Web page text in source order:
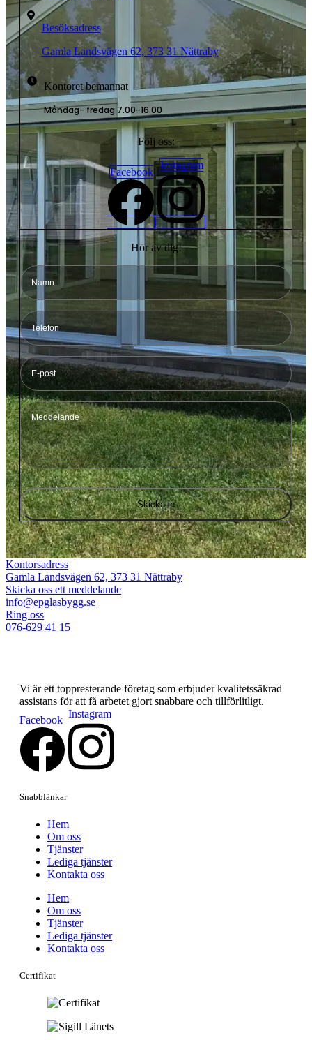
Besöksadress
Gamla Landsvägen 62, 373 31 Nättraby
Kontoret bemannat
Måndag- fredag 7.00-16.00
Följ oss:
Facebook
Instagram
Hör av dig!
Namn
Telefon
E-
post
Meddelande
Kontorsadress
Gamla Landsvägen 62, 373 31 Nättraby
Skicka oss ett meddelande
info@epglasbygg.se
Ring oss
076-629 41 15
Vi är ett toppresterande företag som erbjuder kvalitetssäkrad
assistans för att få arbetet gjort snabbare och tillförlitligt.
Facebook
Instagram
Snabblänkar
Hem
Om oss
Tjänster
Lediga tjänster
Kontakta oss
Hem
Om oss
Tjänster
Lediga tjänster
Kontakta oss
Certifikat